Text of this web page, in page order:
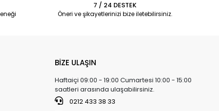
7 / 24 DESTEK
Öneri ve şikayetlerinizi bize iletebilirsiniz.
BİZE ULAŞIN
Haftaiçi 09:00 - 19:00 Cumartesi 10:00 - 15:00
saatleri arasında ulaşabilirsiniz.
0212 433 38 33